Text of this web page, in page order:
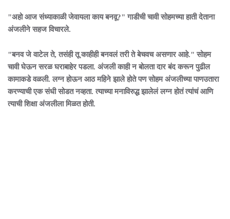
"अहो आज संध्याकाळी जेवायला काय बनवू?" गाडीची चावी सोहमच्या हाती देताना
अंजलीने सहज विचारले.
"बनव जे वाटेल ते, तसंही तू काहीही बनवलं तरी ते बेचवच असणार आहे." सोहम
चावी घेऊन सरळ घराबाहेर पडला. अंजली काही न बोलता दार बंद करून पुढील
कामाकडे वळली. लग्न होऊन आठ महिने झाले होते पण सोहम अंजलीच्या पाणउतारा
करण्याची एक संधी सोडत नव्हता. त्याच्या मनाविरुद्ध झालेलं लग्न होतं त्यांचं आणि
त्याची शिक्षा अंजलीला मिळत होती.